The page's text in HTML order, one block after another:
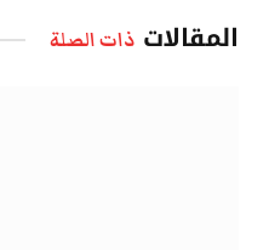
المقالات ذات الصلة